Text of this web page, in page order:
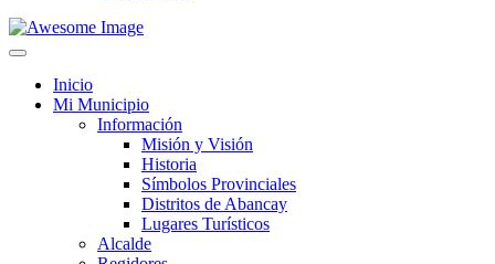
Inicio
Mi Municipio
Información
Misión y Visión
Historia
Símbolos Provinciales
Distritos de Abancay
Lugares Turísticos
Alcalde